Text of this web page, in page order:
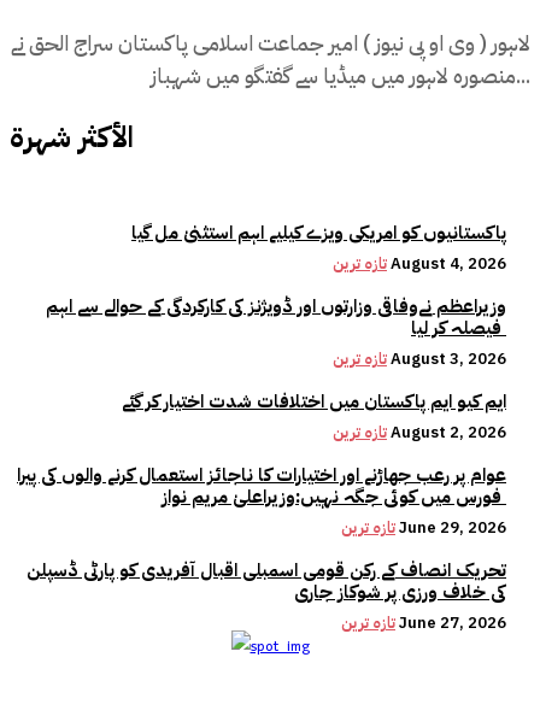
لاہور ( وی او پی نیوز ) امیر جماعت اسلامی پاکستان سراج الحق نے
منصورہ لاہور میں میڈیا سے گفتگو میں شہباز...
الأكثر شهرة
پاکستانیوں کو امریکی ویزے کیلیے اہم استثنیٰ مل گیا
تازہ ترینAugust 4, 2026
وزیراعظم نےوفاقی وزارتوں اور ڈویژنز کی کارکردگی کے حوالے سے اہم
تازہ ترینAugust 3, 2026
ایم کیو ایم پاکستان میں اختلافات شدت اختیار کر گئے
تازہ ترینAugust 2, 2026
عوام پر رعب جھاڑنے اور اختیارات کا ناجائز استعمال کرنے والوں کی پیرا
تازہ ترینJune 29, 2026
تحریک انصاف کے رکن قومی اسمبلی اقبال آفریدی کو پارٹی ڈسپلن
کی خلاف ورزی پر شوکاز جاری
تازہ ترینJune 27, 2026